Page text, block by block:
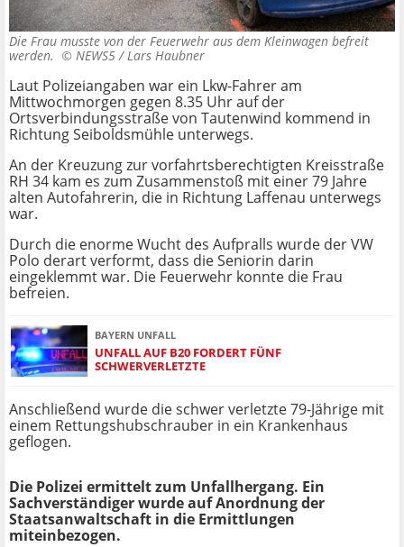
Die Frau musste von der Feuerwehr aus dem Kleinwagen befreit
werden. © NEWS5 / Lars Haubner
Laut Polizeiangaben war ein Lkw-Fahrer am
Mittwochmorgen gegen 8.35 Uhr auf der
Ortsverbindungsstraße von Tautenwind kommend in
Richtung Seiboldsmühle unterwegs.
An der Kreuzung zur vorfahrtsberechtigten Kreisstraße
RH 34 kam es zum Zusammenstoß mit einer 79 Jahre
alten Autofahrerin, die in Richtung Laffenau unterwegs
war.
Durch die enorme Wucht des Aufpralls wurde der VW
Polo derart verformt, dass die Seniorin darin
eingeklemmt war. Die Feuerwehr konnte die Frau
befreien.
BAYERN UNFALL
UNFALL AUF B20 FORDERT FÜNF
SCHWERVERLETZTE
Anschließend wurde die schwer verletzte 79-Jährige mit
einem Rettungshubschrauber in ein Krankenhaus
geflogen.
Die Polizei ermittelt zum Unfallhergang. Ein
Sachverständiger wurde auf Anordnung der
Staatsanwaltschaft in die Ermittlungen
miteinbezogen.